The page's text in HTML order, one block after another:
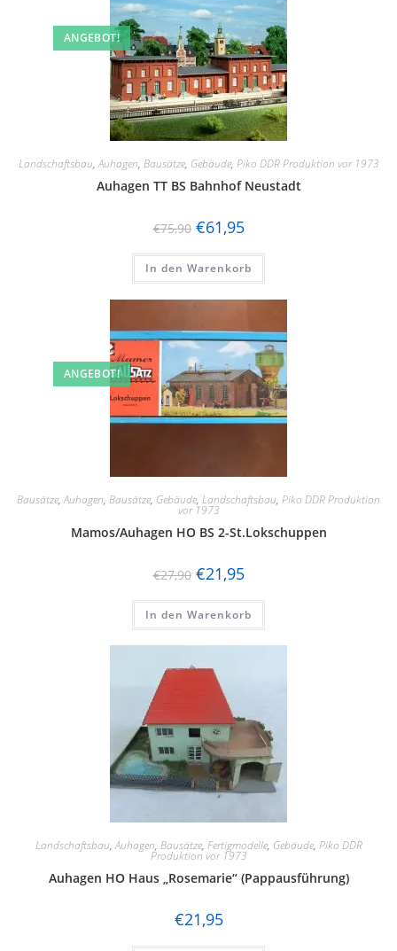
ANGEBOT!
Landschaftsbau,Auhagen, Bausätze, Gebäude, Piko DDR Produktion vor 1973
Auhagen TT BS Bahnhof Neustadt
€75,90 €61,95
In den Warenkorb
ANGEBOT!
Bausätze,Auhagen, Bausätze, Gebäude, Landschaftsbau, Piko DDR Produktion
vor 1973
Mamos/Auhagen HO BS 2-St.Lokschuppen
€27,90 €21,95
In den Warenkorb
Landschaftsbau,Auhagen, Bausätze, Fertigmodelle, Gebäude, Piko DDR
Produktion vor 1973
Auhagen HO Haus „Rosemarie“ (Pappausführung)
€21,95